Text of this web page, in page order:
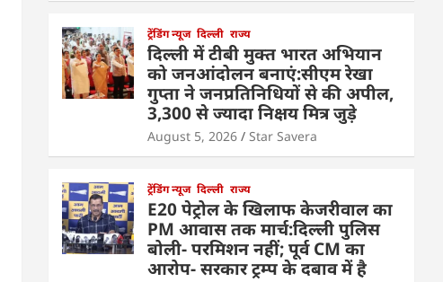
ट्रेंडिंग न्यूज दिल्ली राज्य
दिल्ली में टीबी मुक्त भारत अभियान
को जनआंदोलन बनाएं:सीएम रेखा
गुप्ता ने जनप्रतिनिधियों से की अपील,
3,300 से ज्यादा निक्षय मित्र जुड़े
August 5, 2026 Star Savera
ट्रेंडिंग न्यूज दिल्ली राज्य
E20 पेट्रोल के खिलाफ केजरीवाल का
PM आवास तक मार्च:दिल्ली पुलिस
बोली- परमिशन नहीं; पूर्व CM का
आरोप- सरकार ट्रम्प के दबाव में है